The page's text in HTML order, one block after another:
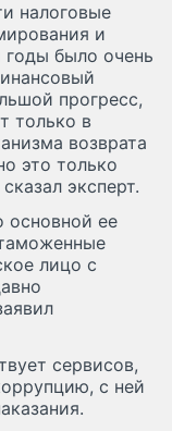
налоговые
и
годы было очень
прогресс,
только в
возврата
это только
эксперт.
основной ее
лицо с
сервисов,
с ней